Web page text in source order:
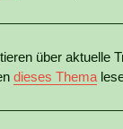
über aktuelle
dieses Thema